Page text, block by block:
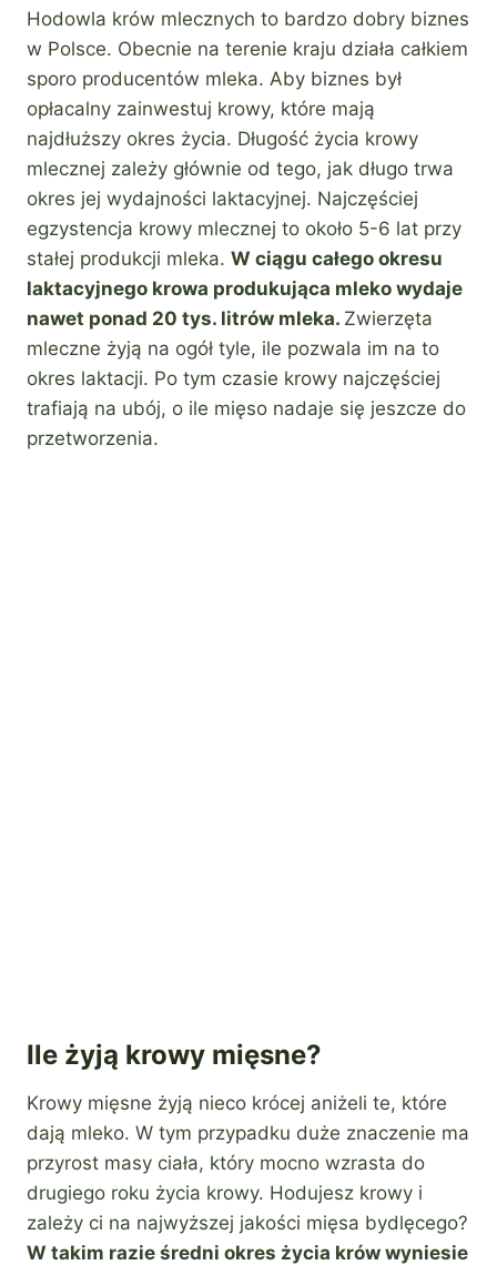
Hodowla krów mlecznych to bardzo dobry biznes
w Polsce. Obecnie na terenie kraju działa całkiem
sporo producentów mleka. Aby biznes był
opłacalny zainwestuj krowy, które mają
najdłuższy okres życia. Długość życia krowy
mlecznej zależy głównie od tego, jak długo trwa
okres jej wydajności laktacyjnej. Najczęściej
egzystencja krowy mlecznej to około 5-6 lat przy
stałej produkcji mleka. W ciągu całego okresu
laktacyjnego krowa produkująca mleko wydaje
nawet ponad 20 tys. litrów mleka. Zwierzęta
mleczne żyją na ogół tyle, ile pozwala im na to
okres laktacji. Po tym czasie krowy najczęściej
trafiają na ubój, o ile mięso nadaje się jeszcze do
przetworzenia.
Ile żyją krowy mięsne?
Krowy mięsne żyją nieco krócej aniżeli te, które
dają mleko. W tym przypadku duże znaczenie ma
przyrost masy ciała, który mocno wzrasta do
drugiego roku życia krowy. Hodujesz krowy i
zależy ci na najwyższej jakości mięsa bydlęcego?
W takim razie średni okres życia krów wyniesie